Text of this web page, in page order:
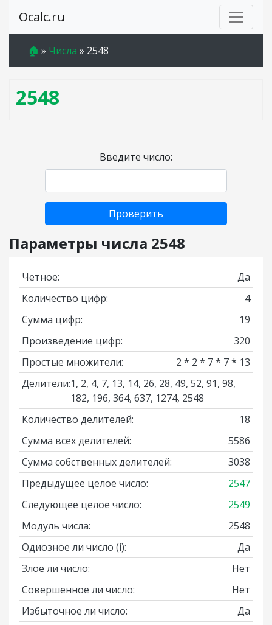
Ocalc.ru
🏠 » Числа » 2548
2548
Введите число:
Проверить
Параметры числа 2548
Четное:
Да
Количество цифр:
4
Сумма цифр:
19
Произведение цифр:
320
Простые множители:
2 * 2 * 7 * 7 * 13
Делители:1, 2, 4, 7, 13, 14, 26, 28, 49, 52, 91, 98,
182, 196, 364, 637, 1274, 2548
Количество делителей:
18
Сумма всех делителей:
5586
Сумма собственных делителей:
3038
Предыдущее целое число:
2547
Следующее целое число:
2549
Модуль числа:
2548
Одиозное ли число (i):
Да
Злое ли число:
Нет
Совершенное ли число:
Нет
Избыточное ли число:
Да